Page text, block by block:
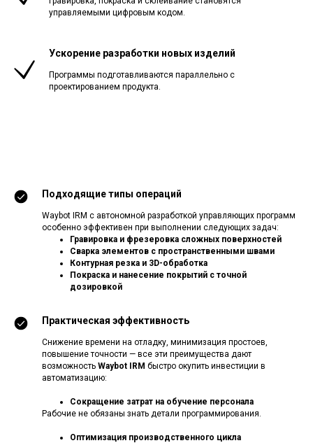
управляемыми цифровым кодом.
Ускорение разработки новых изделий
Программы подготавливаются параллельно с
проектированием продукта.
Подходящие типы операций
Waybot IRM с автономной разработкой управляющих программ
особенно эффективен при выполнении следующих задач:
Гравировка и фрезеровка сложных поверхностей
Сварка элементов с пространственными швами
Контурная резка и 3D-обработка
Покраска и нанесение покрытий с точной
дозировкой
Практическая эффективность
Снижение времени на отладку, минимизация простоев,
повышение точности — все эти преимущества дают
возможность Waybot IRM быстро окупить инвестиции в
автоматизацию:
Сокращение затрат на обучение персонала
Рабочие не обязаны знать детали программирования.
Оптимизация производственного цикла